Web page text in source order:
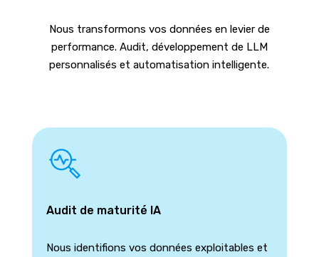
Nous transformons vos données en levier de
performance. Audit, développement de LLM
personnalisés et automatisation intelligente.
Audit de maturité IA
Nous identifions vos données exploitables et